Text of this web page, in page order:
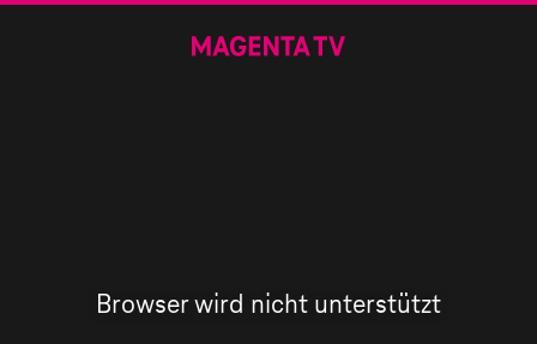
Browser wird nicht unterstützt